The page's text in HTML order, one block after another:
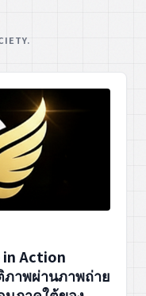
in Action
ภาพผ่านภาพถ่าย